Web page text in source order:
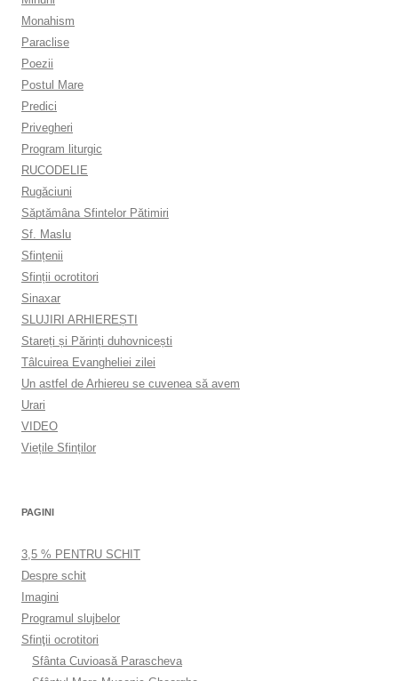
Monahism
Paraclise
Poezii
Postul Mare
Predici
Privegheri
Program liturgic
RUCODELIE
Rugăciuni
Săptămâna Sfintelor Pătimiri
Sf. Maslu
Sfințenii
Sfinții ocrotitori
Sinaxar
SLUJIRI ARHIEREȘTI
Stareți și Părinți duhovnicești
Tâlcuirea Evangheliei zilei
Un astfel de Arhiereu se cuvenea să avem
Urari
VIDEO
Viețile Sfinților
PAGINI
3,5 % PENTRU SCHIT
Despre schit
Imagini
Programul slujbelor
Sfinţii ocrotitori
Sfânta Cuvioasă Parascheva